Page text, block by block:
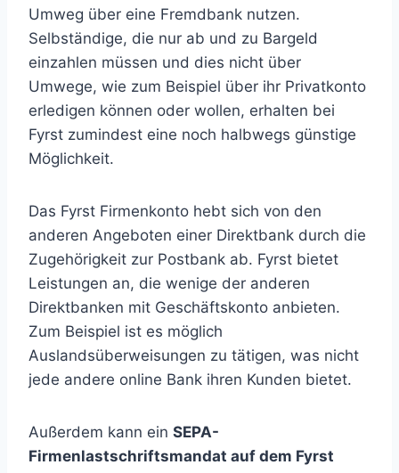
Umweg über eine Fremdbank nutzen.
Selbständige, die nur ab und zu Bargeld
einzahlen müssen und dies nicht über
Umwege, wie zum Beispiel über ihr Privatkonto
erledigen können oder wollen, erhalten bei
Fyrst zumindest eine noch halbwegs günstige
Möglichkeit.
Das Fyrst Firmenkonto hebt sich von den
anderen Angeboten einer Direktbank durch die
Zugehörigkeit zur Postbank ab. Fyrst bietet
Leistungen an, die wenige der anderen
Direktbanken mit Geschäftskonto anbieten.
Zum Beispiel ist es möglich
Auslandsüberweisungen zu tätigen, was nicht
jede andere online Bank ihren Kunden bietet.
Außerdem kann ein SEPA-
Firmenlastschriftsmandat auf dem Fyrst